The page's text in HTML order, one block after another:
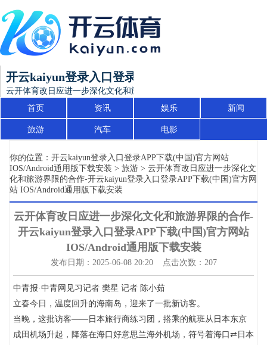
开云kaiyun登录入口登录APP下载(中国)官方网
云开体育改日应进一步深化文化和旅游界限的合作-开云kaiyun登录入
首页
资讯 娱乐 新闻
旅游 汽车 电影
你的位置： 开云kaiyun登录入口登录APP下载(中国)官方网站
IOS/Android通用版下载安装 > 旅游 > 云开体育改日应进一步深化文
化和旅游界限的合作-开云kaiyun登录入口登录APP下载(中国)官方网
站 IOS/Android通用版下载安装
云开体育改日应进一步深化文化和旅游界限的合作-
开云kaiyun登录入口登录APP下载(中国)官方网站
IOS/Android通用版下载安装
发布日期：2025-06-08 20:20 点击次数：207
中青报·中青网见习记者 樊星 记者 陈小茹
立春今日，温度回升的海南岛，迎来了一批新访客。
当晚，这批访客——日本旅行商练习团，搭乘的航班从日本东京
成田机场升起，降落在海口好意思兰海外机场，符号着海口⇄日本